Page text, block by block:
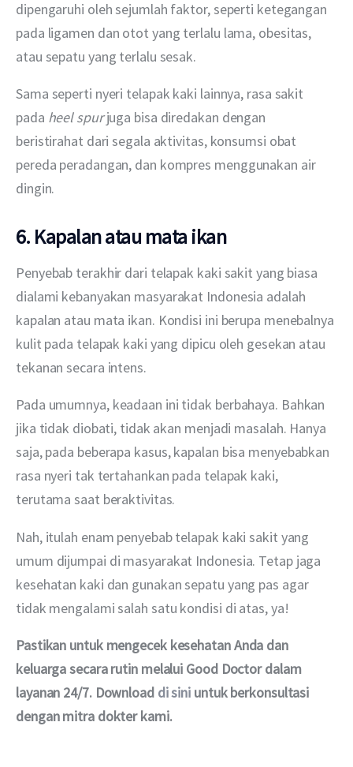
dipengaruhi oleh sejumlah faktor, seperti ketegangan
pada ligamen dan otot yang terlalu lama, obesitas,
atau sepatu yang terlalu sesak.
Sama seperti nyeri telapak kaki lainnya, rasa sakit
pada heel spur juga bisa diredakan dengan
beristirahat dari segala aktivitas, konsumsi obat
pereda peradangan, dan kompres menggunakan air
dingin.
6. Kapalan atau mata ikan
Penyebab terakhir dari telapak kaki sakit yang biasa
dialami kebanyakan masyarakat Indonesia adalah
kapalan atau mata ikan. Kondisi ini berupa menebalnya
kulit pada telapak kaki yang dipicu oleh gesekan atau
tekanan secara intens.
Pada umumnya, keadaan ini tidak berbahaya. Bahkan
jika tidak diobati, tidak akan menjadi masalah. Hanya
saja, pada beberapa kasus, kapalan bisa menyebabkan
rasa nyeri tak tertahankan pada telapak kaki,
terutama saat beraktivitas.
Nah, itulah enam penyebab telapak kaki sakit yang
umum dijumpai di masyarakat Indonesia. Tetap jaga
kesehatan kaki dan gunakan sepatu yang pas agar
tidak mengalami salah satu kondisi di atas, ya!
Pastikan untuk mengecek kesehatan Anda dan
keluarga secara rutin melalui Good Doctor dalam
layanan 24/7. Download di sini untuk berkonsultasi
dengan mitra dokter kami.